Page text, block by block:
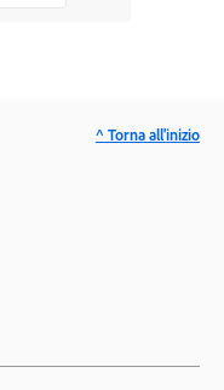
^ Torna all'inizio